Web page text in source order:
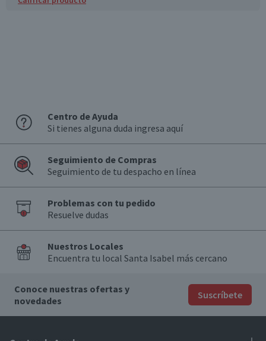
Centro de Ayuda
Si tienes alguna duda ingresa aquí
Seguimiento de Compras
Seguimiento de tu despacho en línea
Problemas con tu pedido
Resuelve dudas
Nuestros Locales
Encuentra tu local Santa Isabel más cercano
Conoce nuestras ofertas y
novedades
Suscríbete